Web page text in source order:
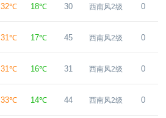
32℃ 18℃ 30 西南风2级 0
31℃ 17℃ 45 西南风2级 0
31℃ 16℃ 31 西南风2级 0
33℃ 14℃ 44 西南风2级 0